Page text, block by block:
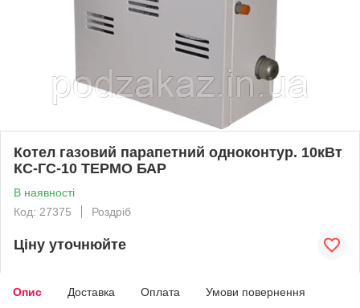
Котел газовий парапетний одноконтур. 10кВт
КС-ГС-10 ТЕРМО БАР
В наявності
Код: 27375
Роздріб
Ціну уточнюйте
Опис Доставка Оплата Умови повернення